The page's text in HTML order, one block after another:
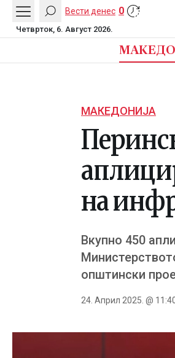
Вести денес 0
Четврток, 6. Август 2026.
МАКЕДОНИЈА
на
Вкупно 450
општински
24. Април 2025. @